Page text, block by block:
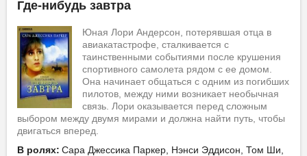
Где-нибудь завтра
Юная Лори Андерсон, потерявшая отца в
авиакатастрофе, сталкивается с
таинственными событиями после крушения
спортивного самолета рядом с ее домом.
Она начинает общаться с одним из погибших
пилотов, между ними возникает необычная
связь. Лори оказывается перед сложным
выбором между двумя мирами и должна найти путь, чтобы
двигаться вперед.
В ролях: Сара Джессика Паркер, Нэнси Эддисон, Том Ши,